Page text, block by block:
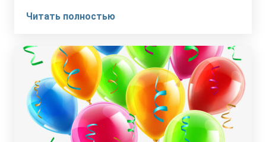
Читать полностью